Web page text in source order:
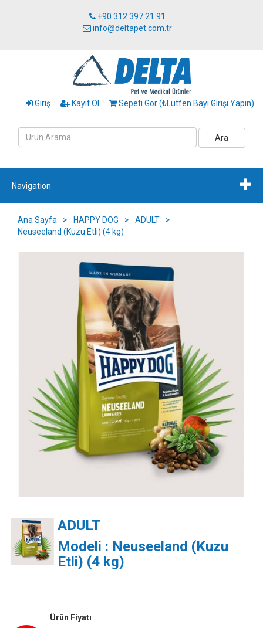
+90 312 397 21 91
info@deltapet.com.tr
Giriş Kayıt Ol Sepeti Gör (₺Lütfen Bayi Girişi Yapın)
Ara
Navigation
Ana Sayfa > HAPPY DOG > ADULT
>
Neuseeland (Kuzu Etli) (4 kg)
ADULT
Modeli : Neuseeland (Kuzu
Etli) (4 kg)
Ürün Fiyatı